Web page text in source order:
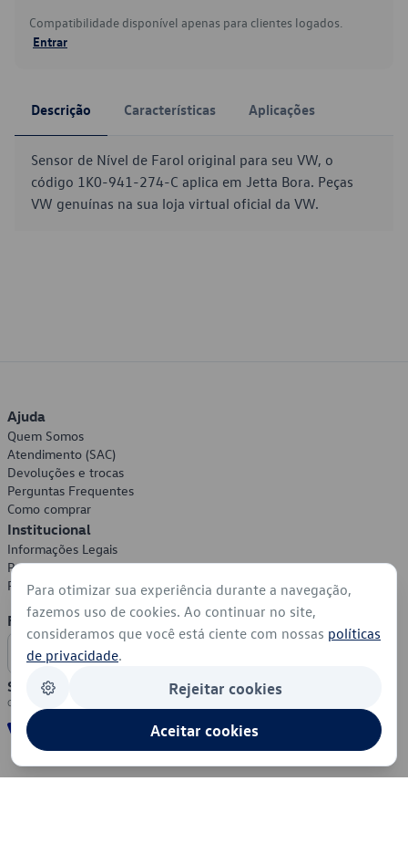
Compatibilidade disponível apenas para clientes logados.
Entrar
Descrição Características Aplicações
Sensor de Nível de Farol original para seu VW, o
código 1K0-941-274-C aplica em Jetta Bora. Peças
VW genuínas na sua loja virtual oficial da VW.
Ajuda
Quem Somos
Atendimento (SAC)
Devoluções e trocas
Perguntas Frequentes
Como comprar
Institucional
Informações Legais
Política de Privacidade
Política de Cookies
Formas de Pagamento
Segurança
Para otimizar sua experiência durante a navegação,
fazemos uso de cookies. Ao continuar no site,
consideramos que você está ciente com nossas políticas
de privacidade.
Rejeitar cookies
Aceitar cookies